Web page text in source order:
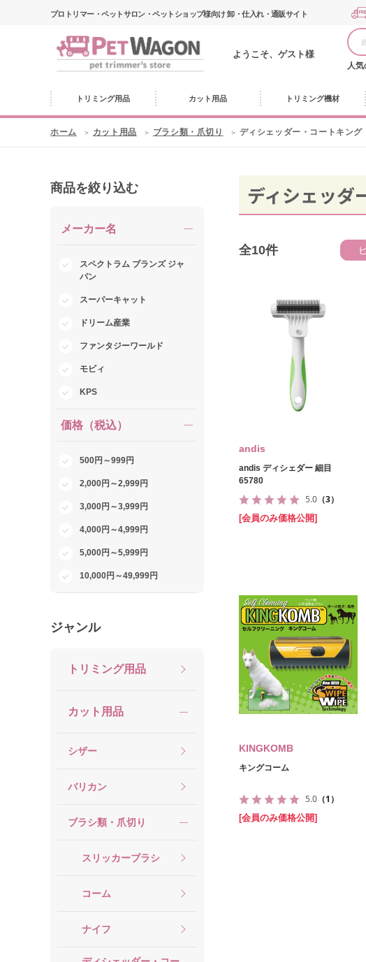
プロトリマー・ペットサロン・ペットショップ様向け 卸・仕入れ・通販サイト
ようこそ、ゲスト様
人気
トリミング用品 カット用品 トリミング機材
ホーム カット用品 ブラシ類・爪切り ディシェッダー・コートキング
商品を絞り込む
メーカー名
スペクトラム ブランズ ジャ
パン
スーパーキャット
ドリーム産業
ファンタジーワールド
モビィ
KPS
価格（税込）
500円～999円
2,000円～2,999円
3,000円～3,999円
4,000円～4,999円
5,000円～5,999円
10,000円～49,999円
ジャンル
トリミング用品
カット用品
シザー
バリカン
ブラシ類・爪切り
スリッカーブラシ
コーム
ナイフ
ディシェッダ
全10件
andis
andis ディシェダー 細目
65780
5.0 （3）
[会員のみ価格公開]
KINGKOMB
キングコーム
5.0 （1）
[会員のみ価格公開]